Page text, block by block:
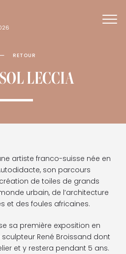
RETOUR
LECCIA
artiste franco-suisse née en
son parcours
de toiles de grands
urbain, de l’architecture
et des foules africaines.
sa première exposition en
René Broissand dont
et y restera pendant 5 ans.